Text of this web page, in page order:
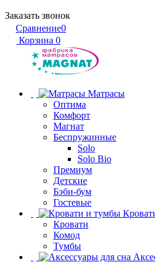
Заказать звонок
Сравнение0
Корзина 0
Матрасы
Оптима
Комфорт
Магнат
Беспружинные
Solo
Solo Bio
Премиум
Детские
Бэби-бум
Гостевые
Кровати
Комод
Тумбы